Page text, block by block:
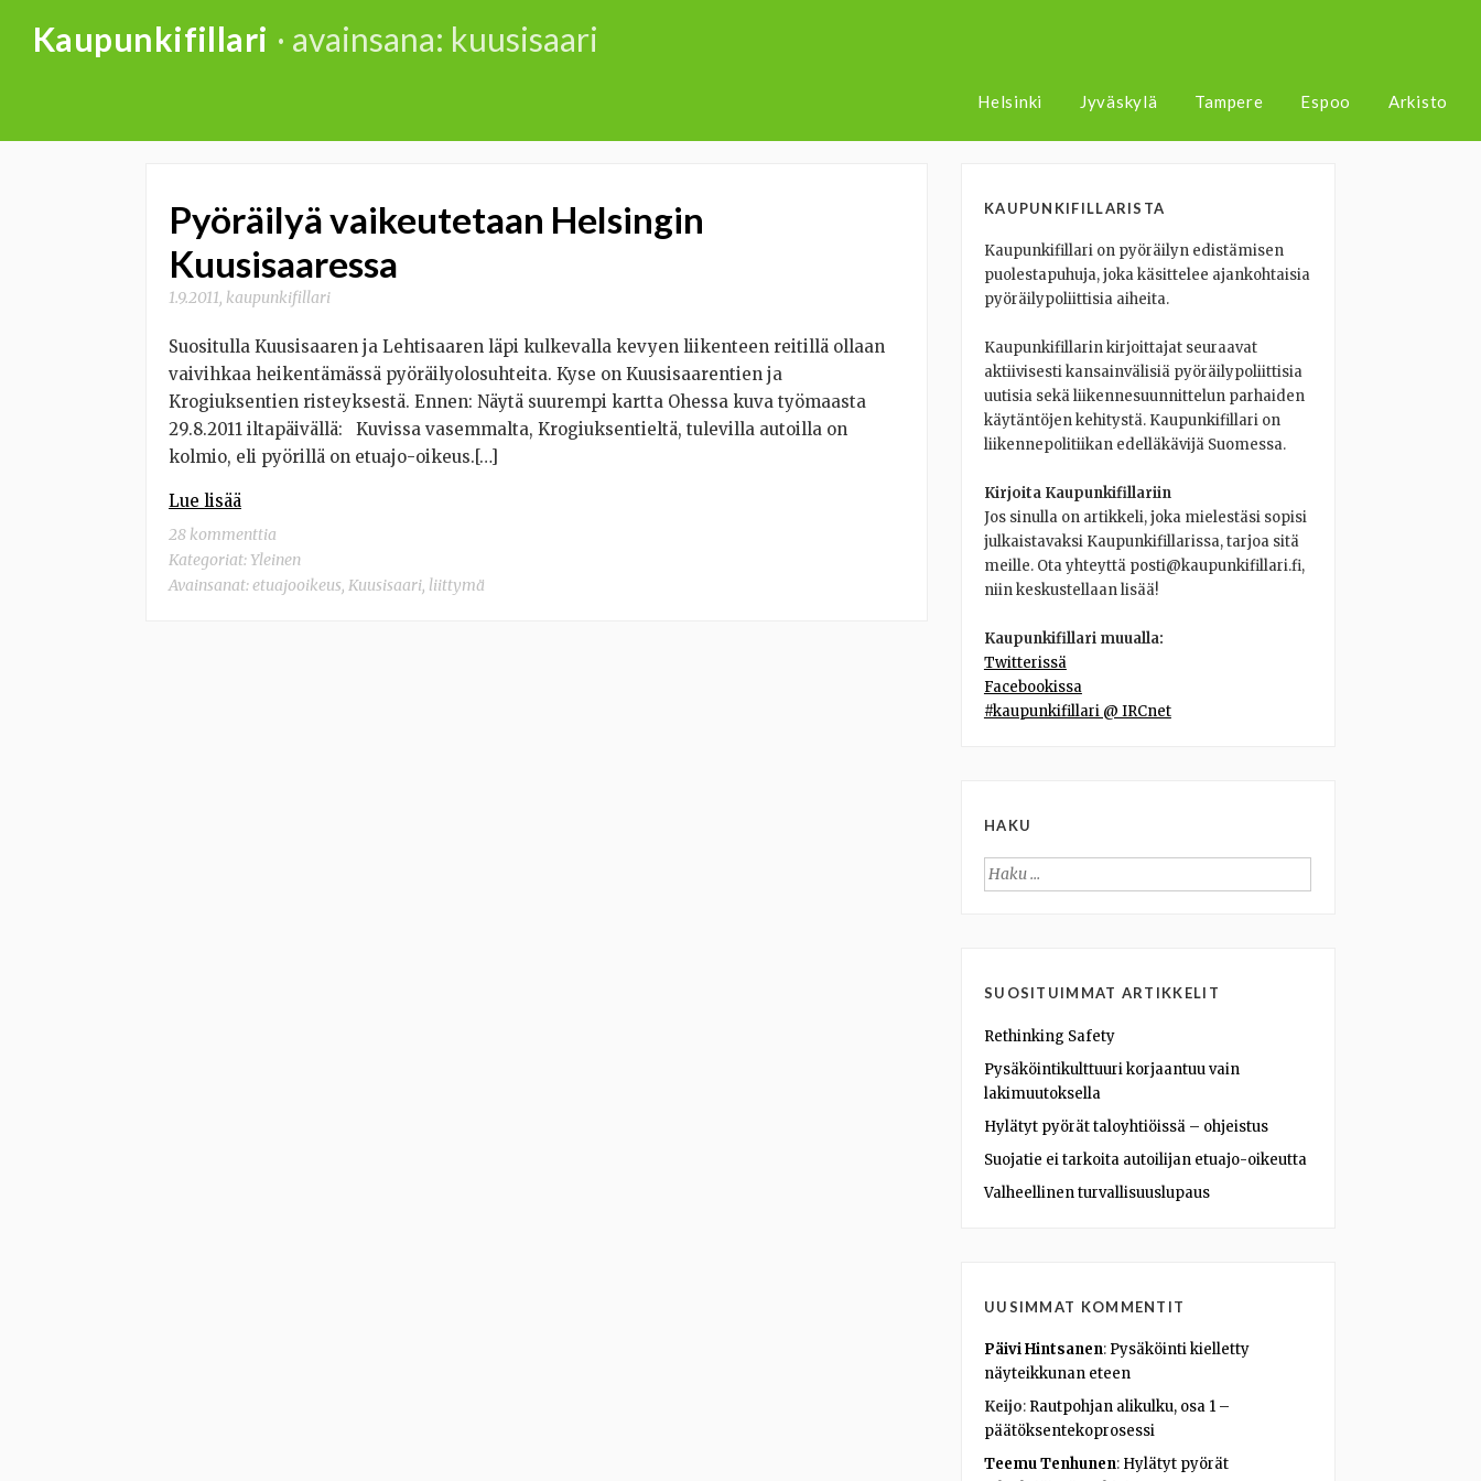
Kaupunkifillari · avainsana: kuusisaari
Helsinki Jyväskylä Tampere Espoo Arkisto
Pyöräilyä vaikeutetaan Helsingin
Kuusisaaressa
1.9.2011 kaupunkifillari
Suositulla Kuusisaaren ja Lehtisaaren läpi kulkevalla kevyen liikenteen reitillä ollaan
vaivihkaa heikentämässä pyöräilyolosuhteita. Kyse on Kuusisaarentien ja
Krogiuksentien risteyksestä. Ennen: Näytä suurempi kartta Ohessa kuva työmaasta
29.8.2011 iltapäivällä: Kuvissa vasemmalta, Krogiuksentieltä, tulevilla autoilla on
kolmio, eli pyörillä on etuajo-oikeus.[…]
Lue lisää
28 kommenttia
Kategoriat: Yleinen
Avainsanat:etuajooikeus, Kuusisaari, liittymä
KAUPUNKIFILLARISTA
Kaupunkifillari on pyöräilyn edistämisen
puolestapuhuja, joka käsittelee ajankohtaisia
pyöräilypoliittisia aiheita.
Kaupunkifillarin kirjoittajat seuraavat
aktiivisesti kansainvälisiä pyöräilypoliittisia
uutisia sekä liikennesuunnittelun parhaiden
käytäntöjen kehitystä. Kaupunkifillari on
liikennepolitiikan edelläkävijä Suomessa.
Kirjoita Kaupunkifillariin
Jos sinulla on artikkeli, joka mielestäsi sopisi
julkaistavaksi Kaupunkifillarissa, tarjoa sitä
meille. Ota yhteyttä posti@kaupunkifillari.fi,
niin keskustellaan lisää!
Kaupunkifillari muualla:
Twitterissä
Facebookissa
#kaupunkifillari @ IRCnet
HAKU
Haku:
SUOSITUIMMAT ARTIKKELIT
Rethinking Safety
Pysäköintikulttuuri korjaantuu vain
lakimuutoksella
Hylätyt pyörät taloyhtiöissä – ohjeistus
Suojatie ei tarkoita autoilijan etuajo-oikeutta
Valheellinen turvallisuuslupaus
UUSIMMAT KOMMENTIT
Päivi Hintsanen: Pysäköinti kielletty
näyteikkunan eteen
Keijo: Rautpohjan alikulku, osa 1 –
päätöksentekoprosessi
Teemu Tenhunen: Hylätyt pyörät